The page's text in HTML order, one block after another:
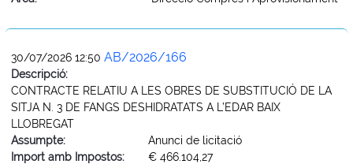
30/07/2026 12:50 AB/2026/166
Descripció:
CONTRACTE RELATIU A LES OBRES DE SUBSTITUCIÓ DE LA
SITJA N. 3 DE FANGS DESHIDRATATS A L’EDAR BAIX
LLOBREGAT
Assumpte:
Anunci de licitació
Import amb Impostos:
€ 466.104,27